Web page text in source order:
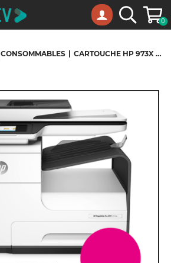
Recherche0
CONSOMMABLES CARTOUCHE HP 973X MAGENTA POUR HP PAGEWIDE 477DW – 7 000 PAGES